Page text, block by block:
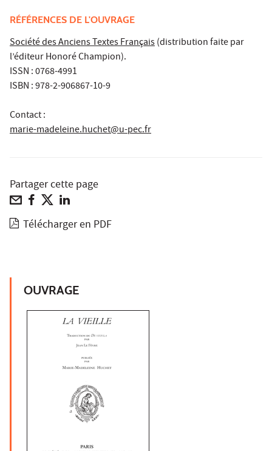
RÉFÉRENCES DE L'OUVRAGE
Société des Anciens Textes Français(distribution faite par
l’éditeur Honoré Champion).
ISSN : 0768-4991
ISBN : 978-2-906867-10-9
Contact :
marie-madeleine.huchet@u-pec.fr
Partager cette page
Télécharger en PDF
OUVRAGE